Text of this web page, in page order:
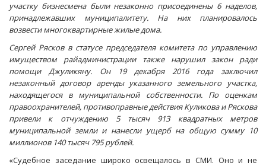
участку бизнесмена были незаконно присоединены 6 наделов,
принадлежавших муниципалитету. На них планировалось
возвести многоквартирные жилые дома.
Сергей Рясков в статусе председателя комитета по управлению
имуществом райадминистрации также нарушил закон ради
помощи Джуликяну. Он 19 декабря 2016 года заключил
незаконный договор аренды указанного земельного участка,
находящегося в муниципальной собственности. По оценкам
правоохранителей, противоправные действия Куликова и Ряскова
привели к отчуждению 5 тысяч 913 квадратных метров
муниципальной земли и нанесли ущерб на общую сумму 10
миллионов 140 тысяч 795 рублей.
«Судебное заседание широко освещалось в СМИ. Оно и не